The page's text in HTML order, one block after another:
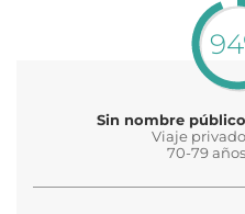
Sin nombre público
Viaje privado
70-79 años